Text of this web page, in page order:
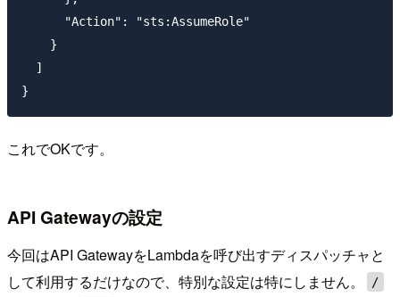
      "Action": "sts:AssumeRole"
    }
  ]
これでOKです。
API Gatewayの設定
今回はAPI GatewayをLambdaを呼び出すディスパッチャと
して利用するだけなので、特別な設定は特にしません。
/